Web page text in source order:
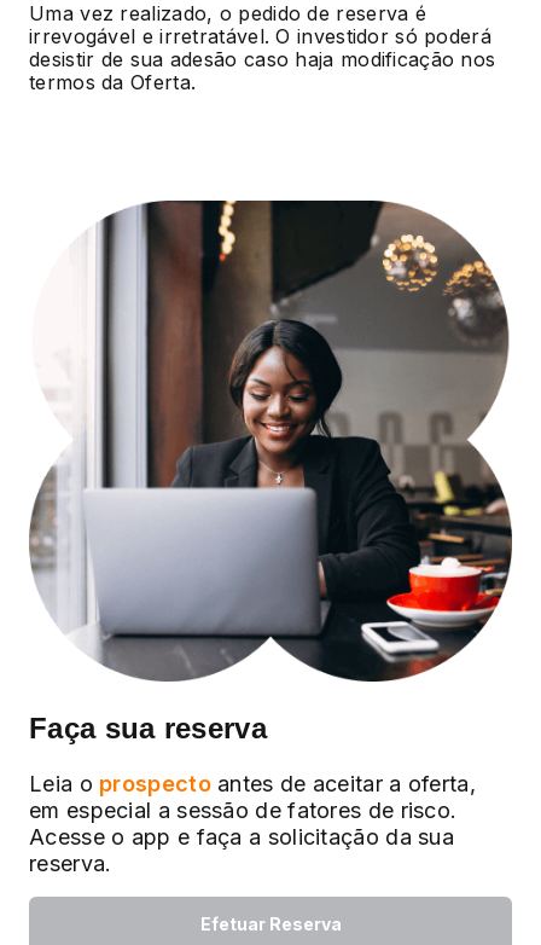
Uma vez realizado, o pedido de reserva é
irrevogável e irretratável. O investidor só poderá
desistir de sua adesão caso haja modificação nos
termos da Oferta.
Faça sua reserva
Leia o prospecto antes de aceitar a oferta,
em especial a sessão de fatores de risco.
Acesse o app e faça a solicitação da sua
reserva.
Efetuar Reserva